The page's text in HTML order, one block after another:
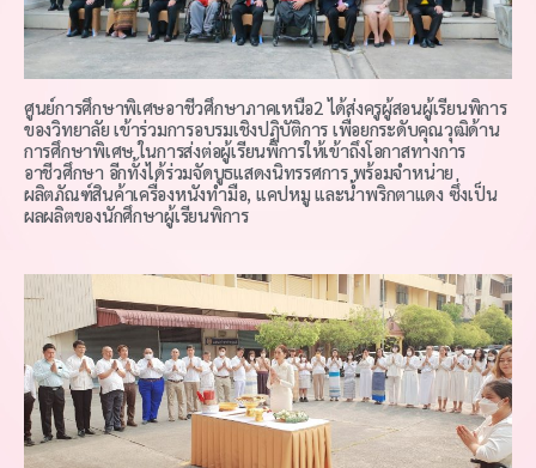
ศูนย์การศึกษาพิเศษอาชีวศึกษาภาคเหนือ2 ได้ส่งครูผู้สอนผู้เรียนพิการ
ของวิทยาลัย เข้าร่วมการอบรมเชิงปฏิบัติการ เพื่อยกระดับคุณวุฒิด้าน
การศึกษาพิเศษ ในการส่งต่อผู้เรียนพิการให้เข้าถึงโอกาสทางการ
อาชีวศึกษา อีกทั้งได้ร่วมจัดบูธแสดงนิทรรศการ พร้อมจำหน่าย
ผลิตภัณฑ์สินค้าเครื่องหนังทำมือ, แคปหมู และน้ำพริกตาแดง ซึ่งเป็น
ผลผลิตของนักศึกษาผู้เรียนพิการ